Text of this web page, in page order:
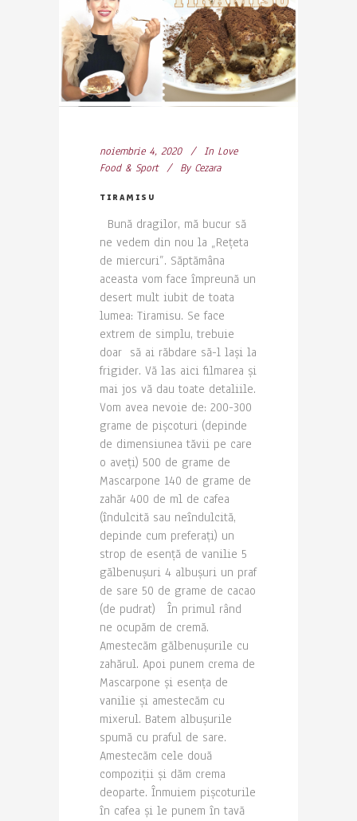
noiembrie 4, 2020 In Love
Food & Sport
By Cezara
TIRAMISU
Bună dragilor, mă bucur să
ne vedem din nou la „Rețeta
de miercuri”. Săptămâna
aceasta vom face împreună un
desert mult iubit de toata
lumea: Tiramisu. Se face
extrem de simplu, trebuie
doar să ai răbdare să-l lași la
frigider. Vă las aici filmarea și
mai jos vă dau toate detaliile.
Vom avea nevoie de: 200-300
grame de pișcoturi (depinde
de dimensiunea tăvii pe care
o aveți) 500 de grame de
Mascarpone 140 de grame de
zahăr 400 de ml de cafea
(îndulcită sau neîndulcită,
depinde cum preferați) un
strop de esență de vanilie 5
gălbenușuri 4 albușuri un praf
de sare 50 de grame de cacao
(de pudrat) În primul rând
ne ocupăm de cremă.
Amestecăm gălbenușurile cu
zahărul. Apoi punem crema de
Mascarpone și esența de
vanilie și amestecăm cu
mixerul. Batem albușurile
spumă cu praful de sare.
Amestecăm cele două
compoziții și dăm crema
deoparte. Înmuiem pișcoturile
în cafea și le punem în tavă